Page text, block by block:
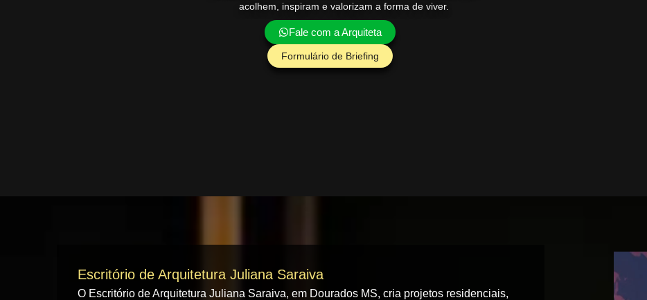
acolhem, inspiram e valorizam a forma de viver.
Fale com a Arquiteta
Formulário de Briefing
Escritório de Arquitetura Juliana Saraiva
O Escritório de Arquitetura Juliana Saraiva, em Dourados MS, cria projetos residenciais,